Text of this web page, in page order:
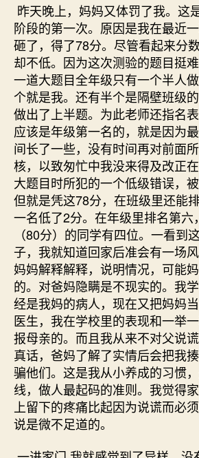
昨天晚上，妈妈又体罚了我。这
阶段的第一次。原因是我在最近
砸了，得了78分。尽管看起来分
却不低。因为这次测验的题目挺
一道大题目全年级只有一个半人
个就是我。还有半个是隔壁班级
做出了上半题。为此老师还指名
应该是年级第一名的，就是因为
间长了一些，没有时间再对前面
核，以致匆忙中我没来得及改正
大题目时所犯的一个低级错误，
但就是凭这78分，在班级里还能
一名低了2分。在年级里排名第六
（80分）的同学有四位。一看到
子，我就知道回家后准会有一场
妈妈解释解释，说明情况，可能
的。对爸妈隐瞒是不现实的。我
经是我妈的病人，现在又把妈妈
医生，我在学校里的表现和一举
报母亲的。而且我从来不对父说
真话，爸妈了解了实情后会把我
骗他们。这是我从小养成的习惯
线，做人最起码的准则。我觉得
上留下的疼痛比起因为说谎而必
说是微不足道的。